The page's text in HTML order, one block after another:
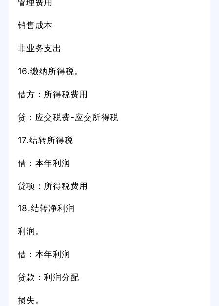
管理费用
销售成本
非业务支出
16.缴纳所得税。
借方：所得税费用
贷：应交税费-应交所得税
17.结转所得税
借：本年利润
贷项：所得税费用
18.结转净利润
利润。
借：本年利润
贷款：利润分配
损失。